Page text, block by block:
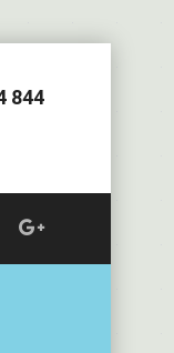
844